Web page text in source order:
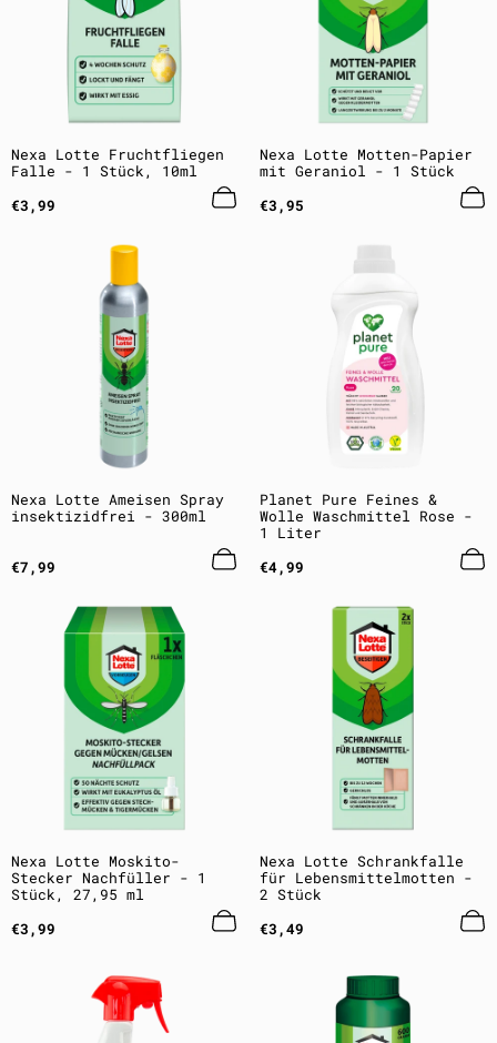
Nexa Lotte Fruchtfliegen
Falle - 1 Stück, 10ml
Regulärer
Preis
€3,99
Nexa Lotte Motten-Papier
mit Geraniol - 1 Stück
Regulärer
Preis
€3,95
Nexa Lotte Ameisen Spray
insektizidfrei - 300ml
Regulärer
Preis
€7,99
Planet Pure Feines &
Wolle Waschmittel Rose -
1 Liter
Regulärer
Preis
€4,99
Nexa Lotte Moskito-
Stecker Nachfüller - 1
Stück, 27,95 ml
Regulärer
Preis
€3,99
Nexa Lotte Schrankfalle
für Lebensmittelmotten -
2 Stück
Regulärer
Preis
€3,49